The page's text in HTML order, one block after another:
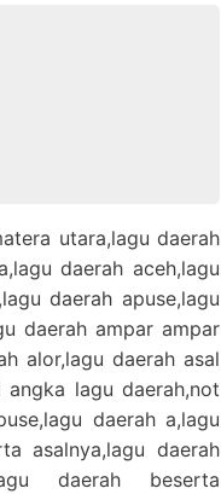
utara,lagu daerah
daerah aceh,lagu
daerah apuse,lagu
daerah ampar ampar
alor,lagu daerah asal
lagu daerah,not
daerah a,lagu
asalnya,lagu daerah
daerah beserta